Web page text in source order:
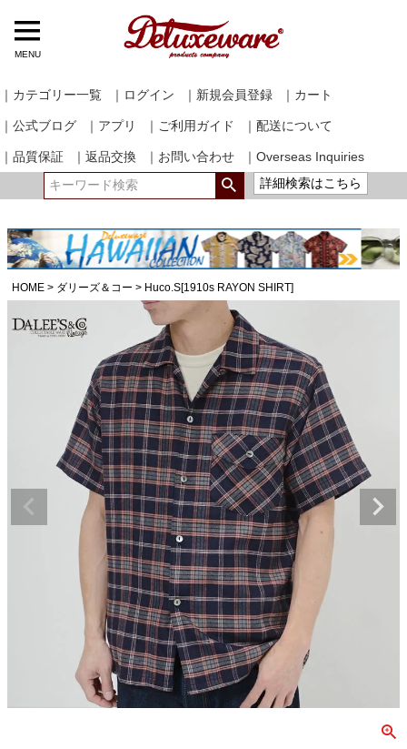
MENU
｜カテゴリー一覧 ｜ログイン ｜新規会員登録 ｜カート
｜公式ブログ ｜アプリ ｜ご利用ガイド ｜配送について
｜品質保証 ｜返品交換 ｜お問い合わせ
｜Overseas Inquiries
詳細検索はこちら
HOME ダリーズ＆コー Huco.S[1910s RAYON SHIRT]